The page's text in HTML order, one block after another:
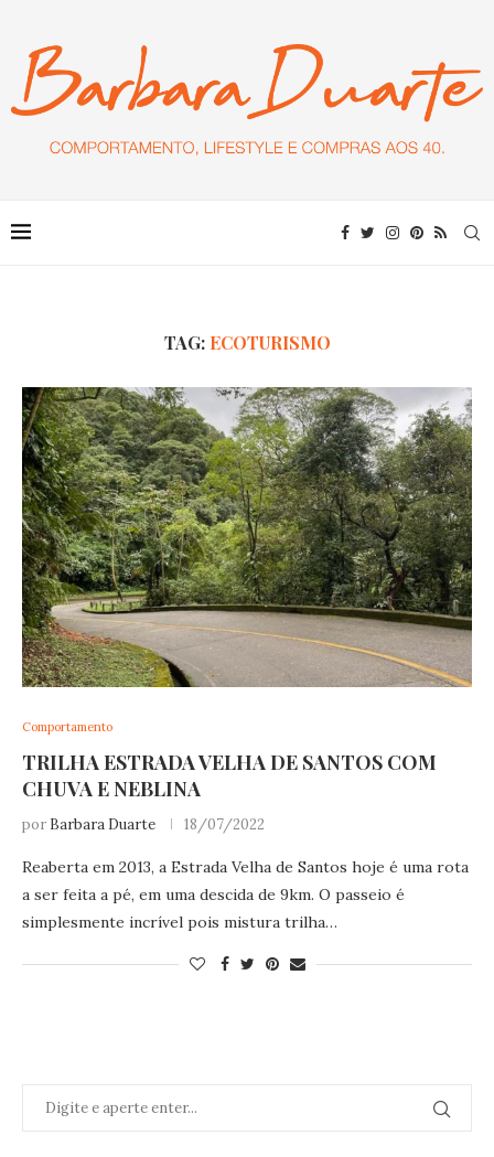
TAG: ECOTURISMO
Comportamento
TRILHA ESTRADA VELHA DE SANTOS COM
CHUVA E NEBLINA
por Barbara Duarte 18/07/2022
Reaberta em 2013, a Estrada Velha de Santos hoje é uma rota
a ser feita a pé, em uma descida de 9km. O passeio é
simplesmente incrível pois mistura trilha…